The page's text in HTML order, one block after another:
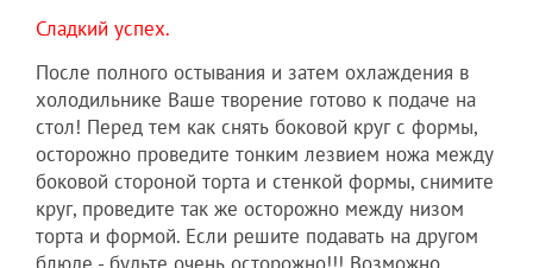
Сладкий успех.
После полного остывания и затем охлаждения в
холодильнике Ваше творение готово к подаче на
стол! Перед тем как снять боковой круг с формы,
осторожно проведите тонким лезвием ножа между
боковой стороной торта и стенкой формы, снимите
круг, проведите так же осторожно между низом
торта и формой. Если решите подавать на другом